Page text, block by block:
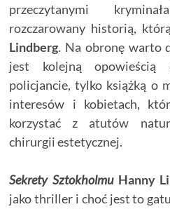
przeczytanymi
rozczarowany historią,
Lindberg. Na obronę warto
jest kolejną opowieścią
policjancie, tylko książką o
interesów i kobietach,
korzystać z atutów
chirurgii estetycznej.
Sekrety Sztokholmu Hanny
jako thriller i choć jest to